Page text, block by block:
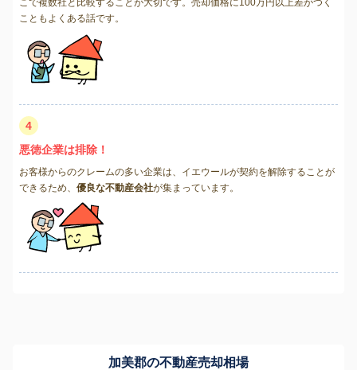
こで複数社と比較することが大切です。売却価格に100万円以上差がつく
こともよくある話です。
4
悪徳企業は排除！
お客様からのクレームの多い企業は、イエウールが契約を解除することが
できるため、 優良な不動産会社が集まっています。
加美郡の不動産売却相場